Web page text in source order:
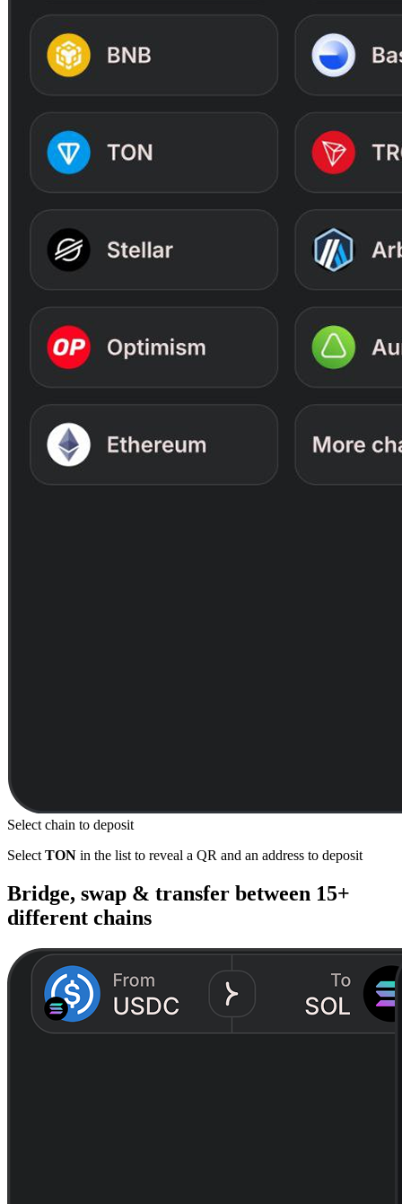
Select chain to deposit
SelectTON in the list to reveal a QR and an address to deposit
Bridge, swap & transfer between 15+
different chains